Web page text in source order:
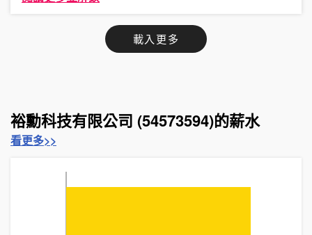
載入更多
裕勳科技有限公司 (54573594)的薪水
看更多>>